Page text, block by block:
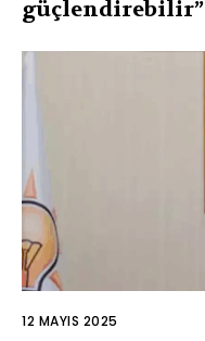
güçlendirebilir”
12 MAYIS 2025